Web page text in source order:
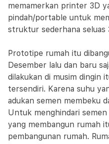
memamerkan printer 3D
pindah/portable untuk
struktur sederhana seluas
Prototipe rumah itu
Desember lalu dan baru
dilakukan di musim dingin
tersendiri. Karena suhu
adukan semen membeku
Untuk menghindari
yang membangun rumah
pembangunan rumah.